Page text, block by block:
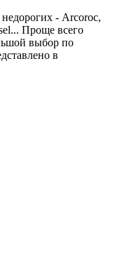
- Arcoroc,
Проще всего
выбор по
в